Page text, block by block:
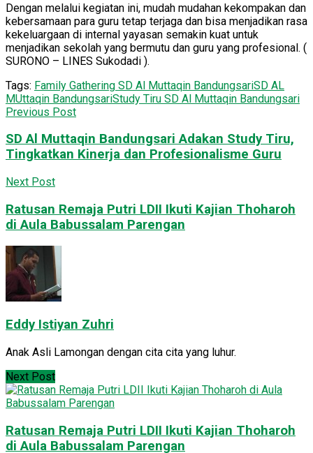
Dengan melalui kegiatan ini, mudah mudahan kekompakan dan
kebersamaan para guru tetap terjaga dan bisa menjadikan rasa
kekeluargaan di internal yayasan semakin kuat untuk
menjadikan sekolah yang bermutu dan guru yang profesional. (
SURONO – LINES Sukodadi ).
Tags: Family Gathering SD Al Muttaqin BandungsariSD AL
MUttaqin BandungsariStudy Tiru SD Al Muttaqin Bandungsari
Previous Post
SD Al Muttaqin Bandungsari Adakan Study Tiru,
Tingkatkan Kinerja dan Profesionalisme Guru
Next Post
Ratusan Remaja Putri LDII Ikuti Kajian Thoharoh
di Aula Babussalam Parengan
Eddy Istiyan Zuhri
Anak Asli Lamongan dengan cita cita yang luhur.
Next Post
Ratusan Remaja Putri LDII Ikuti Kajian Thoharoh
di Aula Babussalam Parengan